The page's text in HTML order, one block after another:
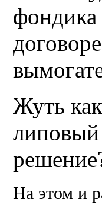
фондика
Жуть
липовый
На этом и